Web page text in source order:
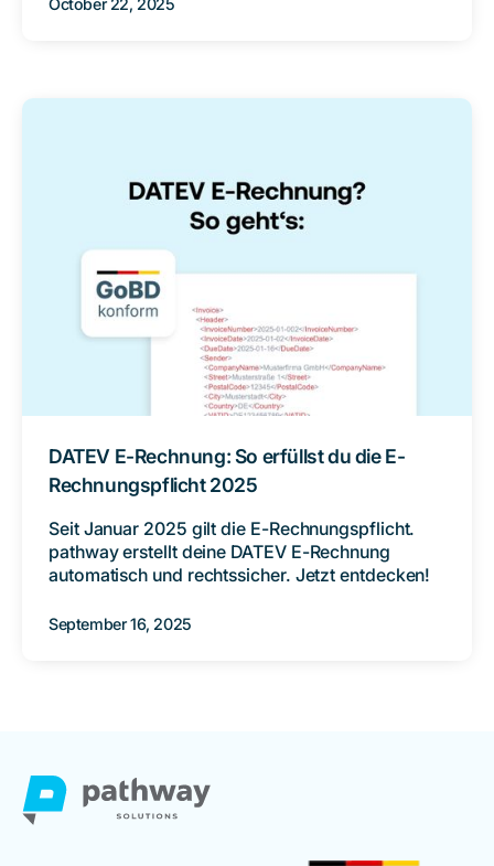
DATEV E-Rechnung: So erfüllst du die E-
Rechnungspflicht 2025
Seit Januar 2025 gilt die E-Rechnungspflicht.
pathway erstellt deine DATEV E-Rechnung
automatisch und rechtssicher. Jetzt entdecken!
September 16, 2025